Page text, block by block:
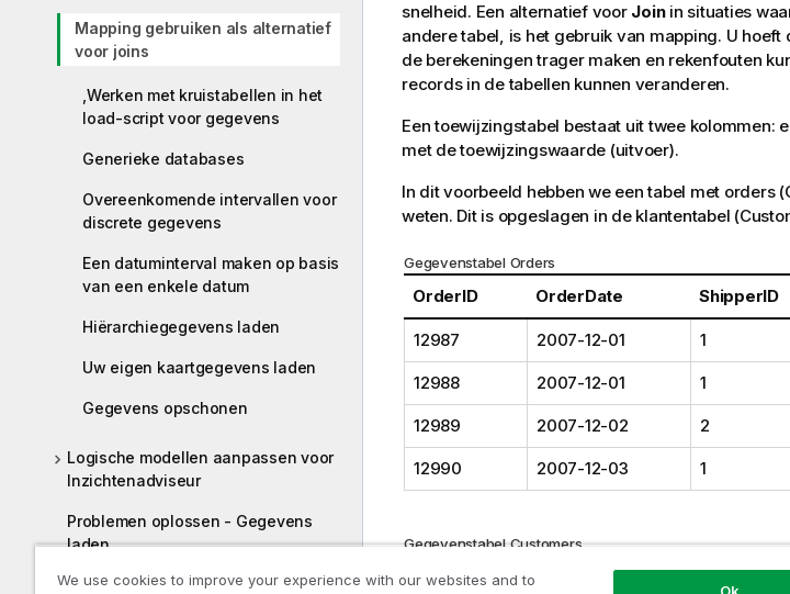
Mapping gebruiken als alternatief
voor joins
,Werken met kruistabellen in het
load-script voor gegevens
Generieke databases
Overeenkomende intervallen voor
discrete gegevens
Een datuminterval maken op basis
van een enkele datum
Hiërarchiegegevens laden
Uw eigen kaartgegevens laden
Gegevens opschonen
Logische modellen aanpassen voor
Inzichtenadviseur
Problemen oplossen - Gegevens
laden
snelheid. Een alternatief voor Joinin situaties
andere tabel, is het gebruik van mapping. U
de berekeningen trager maken en rekenfouten
records in de tabellen kunnen veranderen.
Een toewijzingstabel bestaat uit twee kolommen:
met de toewijzingswaarde (uitvoer).
In dit voorbeeld hebben we een tabel met orders (
weten. Dit is opgeslagen in de klantentabel (
Gegevenstabel Orders
OrderID OrderDate ShipperID
12987 2007-12-01 1
12988 2007-12-01 1
12989 2007-12-02 2
12990 2007-12-03 1
GegevenstabelCustomers
CustomerID Naam
We use cookies to improve your experience with our websites and to